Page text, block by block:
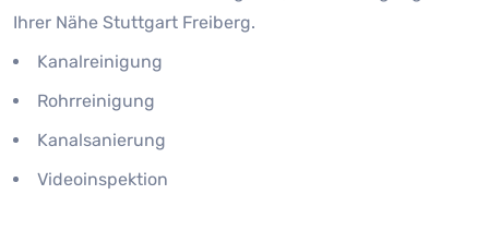
Ihrer Nähe Stuttgart Freiberg.
Kanalreinigung
Rohrreinigung
Kanalsanierung
Videoinspektion